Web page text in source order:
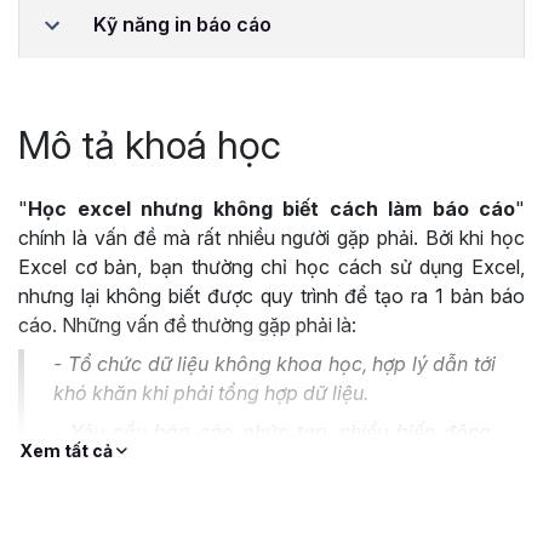
Kỹ năng in báo cáo
Mô tả khoá học
"Học excel nhưng không biết cách làm báo cáo"
chính là vấn đề mà rất nhiều người gặp phải. Bởi khi học
Excel cơ bản, bạn thường chỉ học cách sử dụng Excel,
nhưng lại không biết được quy trình để tạo ra 1 bản báo
cáo. Những vấn đề thường gặp phải là:
- Tổ chức dữ liệu không khoa học, hợp lý dẫn tới
khó khăn khi phải tổng hợp dữ liệu.
- Yêu cầu báo cáo phức tạp, nhiều biến động,
nhiều điều kiện... không biết phương pháp để làm
Xem tất cả